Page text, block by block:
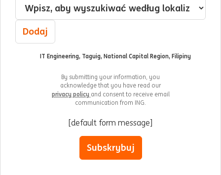
Dodaj
IT Engineering, Taguig, National Capital Region, Filipiny
By submitting your information, you
acknowledge that you have read our
privacy policy and consent to receive email
communication from ING.
[default form message]
Subskrybuj